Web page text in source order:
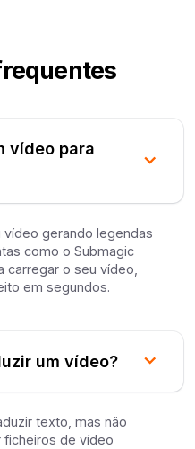
vídeo para
vídeo gerando legendas
como o Submagic
o seu vídeo,
em segundos.
um vídeo?
texto, mas não
de vídeo